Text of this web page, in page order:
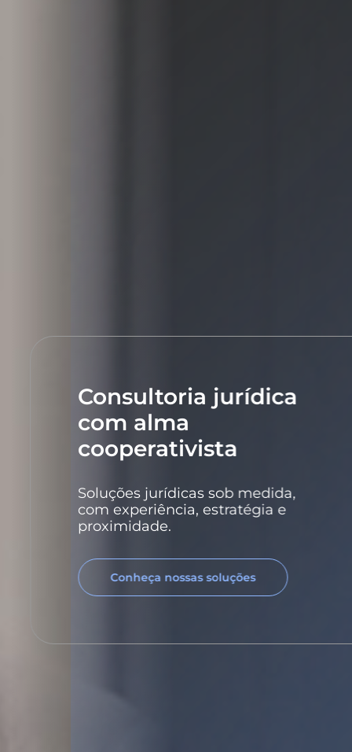
Loading...
Consultoria jurídica
com alma
cooperativista
Soluções jurídicas sob medida,
com experiência, estratégia e
proximidade.
Conheça nossas soluções